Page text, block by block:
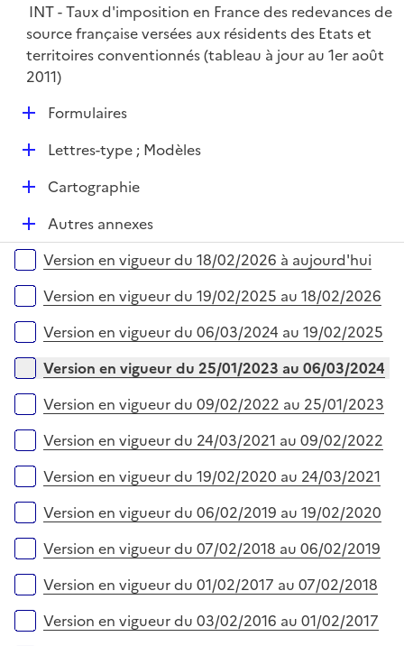
INT - Taux d'imposition en France des redevances de
source française versées aux résidents des Etats et
territoires conventionnés (tableau à jour au 1er août
2011)
D
r
Formulaires
D
e
Lettres-type ; Modèles
D
p
e
Cartographie
D
é
p
e
Autres annexes
Versions sur la période
Version en vigueur du 18/02/2026 à aujourd'hui
Version en vigueur du 19/02/2025 au 18/02/2026
Version en vigueur du 06/03/2024 au 19/02/2025
Version en vigueur du 25/01/2023 au 06/03/2024
Version en vigueur du 09/02/2022 au 25/01/2023
Version en vigueur du 24/03/2021 au 09/02/2022
Version en vigueur du 19/02/2020 au 24/03/2021
Version en vigueur du 06/02/2019 au 19/02/2020
Version en vigueur du 07/02/2018 au 06/02/2019
Version en vigueur du 01/02/2017 au 07/02/2018
Version en vigueur du 03/02/2016 au 01/02/2017